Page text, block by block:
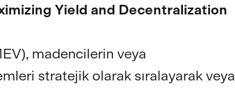
Yield and Decentralization
madencilerin veya
stratejik olarak sıralayarak veya